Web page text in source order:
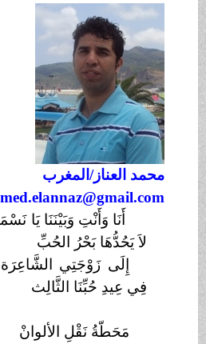
محمد العناز/المغرب
أَنَا وَأَنْتِ وَبَيْنَنَا يَا
لاَ يَحُدُّهَا بَحْرُ الحُبِّ
إِلَى زَوْجَتِي الشَّاعِرَة
فِي عِيدِ حُبِّنَا الثَّالِث
مَحَطّةُ نَقْلِ الألوانْ